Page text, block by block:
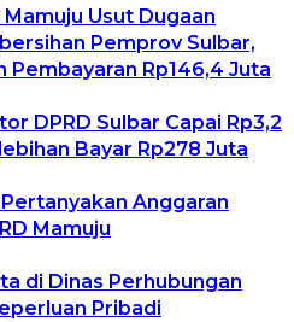
Usut Dugaan
Pemprov Sulbar,
Pembayaran Rp146,4 Juta
DPRD Sulbar Capai Rp3,2
Bayar Rp278 Juta
Anggaran
Mamuju
di Dinas Perhubungan
Pribadi